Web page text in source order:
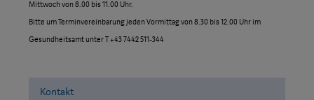
Mittwoch von 8.00 bis 11.00 Uhr.
Bitte um Terminvereinbarung jeden Vormittag von 8.30 bis 12.00 Uhr im
Gesundheitsamt unter T +43 7442 511-344
Kontakt